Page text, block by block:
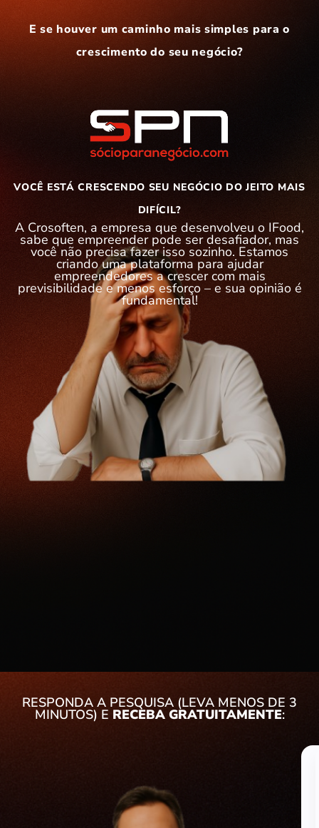
E se houver um caminho mais simples para o
crescimento do seu negócio?
VOCÊ ESTÁ CRESCENDO SEU NEGÓCIO DO JEITO MAIS
DIFÍCIL?
A Crosoften, a empresa que desenvolveu o IFood,
sabe que empreender pode ser desafiador, mas
você não precisa fazer isso sozinho. Estamos
criando uma plataforma para ajudar
empreendedores a crescer com mais
previsibilidade e menos esforço – e sua opinião é
fundamental!
RESPONDA A PESQUISA (LEVA MENOS DE 3
MINUTOS) E RECEBA GRATUITAMENTE: